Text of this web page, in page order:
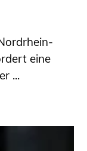
eine
...